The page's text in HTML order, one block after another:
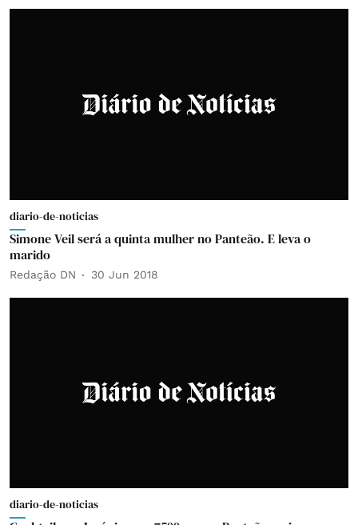
diario-de-noticias
Simone Veil será a quinta mulher no Panteão. E leva o
marido
Redação DN 30 Jun 2018
diario-de-noticias